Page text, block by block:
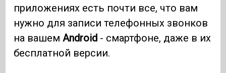
приложениях есть почти все, что вам
нужно для записи телефонных звонков
на вашемAndroid - смартфоне, даже в их
бесплатной версии.